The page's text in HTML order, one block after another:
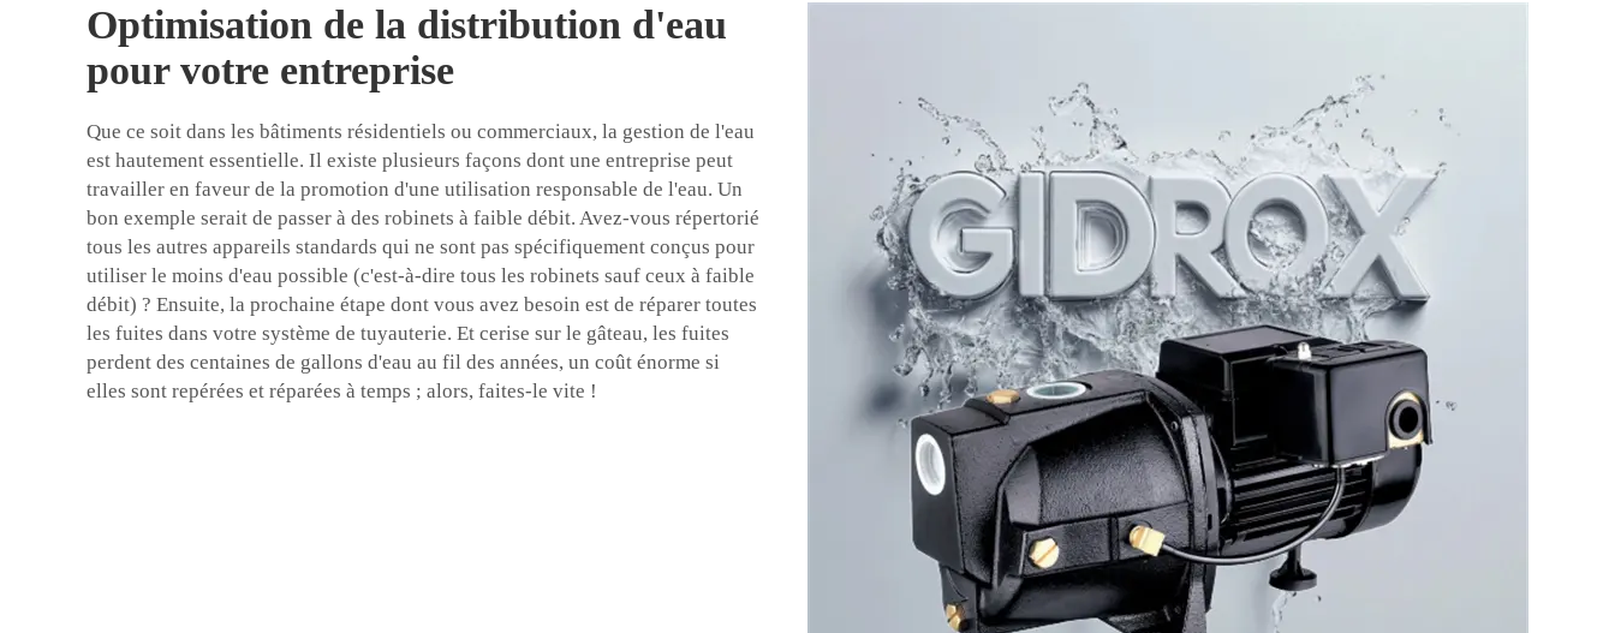
Optimisation de la distribution d'eau
pour votre entreprise
Que ce soit dans les bâtiments résidentiels ou commerciaux, la gestion de l'eau
est hautement essentielle. Il existe plusieurs façons dont une entreprise peut
travailler en faveur de la promotion d'une utilisation responsable de l'eau. Un
bon exemple serait de passer à des robinets à faible débit. Avez-vous répertorié
tous les autres appareils standards qui ne sont pas spécifiquement conçus pour
utiliser le moins d'eau possible (c'est-à-dire tous les robinets sauf ceux à faible
débit) ? Ensuite, la prochaine étape dont vous avez besoin est de réparer toutes
les fuites dans votre système de tuyauterie. Et cerise sur le gâteau, les fuites
perdent des centaines de gallons d'eau au fil des années, un coût énorme si
elles sont repérées et réparées à temps ; alors, faites-le vite !